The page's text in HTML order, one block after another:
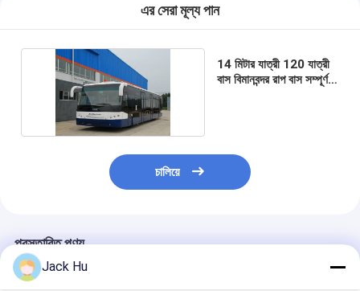
এর সেরা মূল্য পান
14 মিটার যাত্রী 120 যাত্রী
বাস বিমানবন্দর রাপ বাস সম্পূর্ণ
চালিয়ে
প্রস্তাবিত পণ্য
Jack Hu